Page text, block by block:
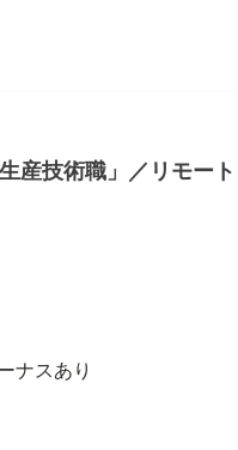
産技術職」／リモー
ナスあり